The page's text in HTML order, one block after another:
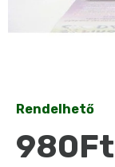
Rendelhető
980Ft